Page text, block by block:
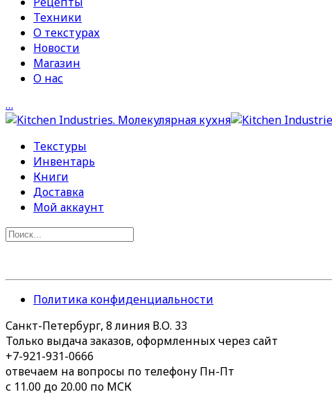
Техники
О текстурах
Новости
Магазин
О нас
…
Текстуры
Инвентарь
Книги
Доставка
Мой аккаунт
Политика конфиденциальности
Санкт-Петербург, 8 линия В.О. 33
Только выдача заказов, оформленных через сайт
+7-921-931-0666
отвечаем на вопросы по телефону Пн-Пт
с 11.00 до 20.00 по МСК